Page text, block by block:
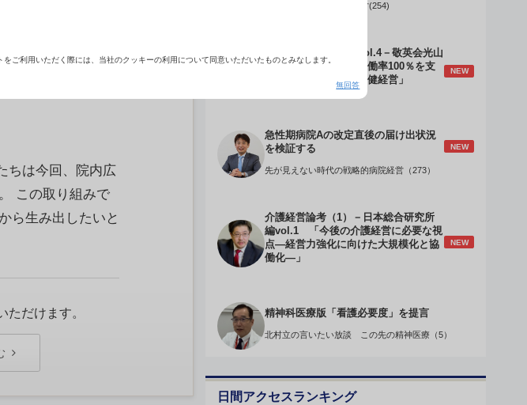
が続々と。“病
け、エントリー者
を紹介する（随
は今回、院内広
この取り組みで
ら生み出したいと
だけます。
データで読み解く病院経営(254)
介護経営のデザインVol.4－敬英会光山
誠理事長 「驚異の稼働率100％を支
える『顧客目線』の老健経営」
NEW
急性期病院Aの改定直後の届け出状況
を検証する
NEW
先が見えない時代の戦略的病院経営（273）
介護経営論考（1）－日本総合研究所
編vol.1 「今後の介護経営に必要な視
点―経営力強化に向けた大規模化と協
働化―」
NEW
精神科医療版「看護必要度」を提言
北村立の言いたい放談 この先の精神医療（5）
日間アクセスランキング
ご利用いただく際には、当社のクッキーの利用について同意いただいたものとみなします。
無回答